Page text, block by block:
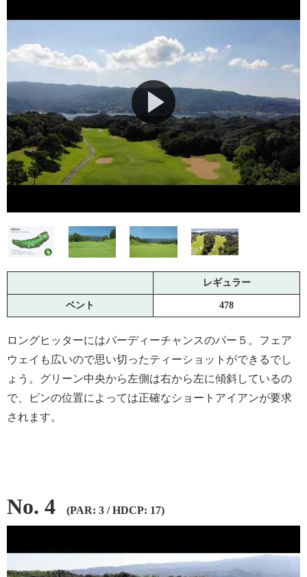
レギュラー
ベント 478
ロングヒッターにはバーディーチャンスのパー５。フェア
ウェイも広いので思い切ったティーショットができるでし
ょう。グリーン中央から左側は右から左に傾斜しているの
で、ピンの位置によっては正確なショートアイアンが要求
されます。
No. 4 (PAR: 3 / HDCP: 17)